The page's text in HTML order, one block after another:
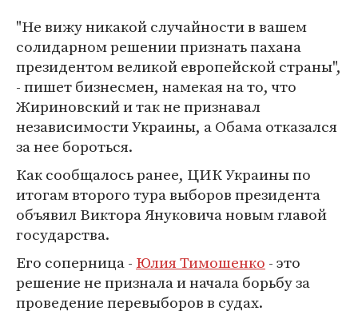
"Не вижу никакой случайности в вашем
солидарном решении признать пахана
президентом великой европейской страны",
- пишет бизнесмен, намекая на то, что
Жириновский и так не признавал
независимости Украины, а Обама отказался
за нее бороться.
Как сообщалось ранее, ЦИК Украины по
итогам второго тура выборов президента
объявил Виктора Януковича новым главой
государства.
Его соперница - Юлия Тимошенко - это
решение не признала и начала борьбу за
проведение перевыборов в судах.